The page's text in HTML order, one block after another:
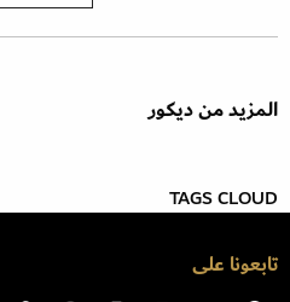
المزيد من ديكور
TAGS CLOUD
تابعونا على